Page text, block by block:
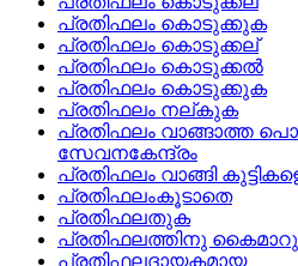
പ്രതിഫലം കൊടുക്കുക
പ്രതിഫലം കൊടുക്കല്
പ്രതിഫലം കൊടുക്കല്‍
പ്രതിഫലം കൊടുക്കുക
പ്രതിഫലം നല്കുക
പ്രതിഫലം വാങ്ങാത്ത
സേവനകേന്ദ്രം
പ്രതിഫലം വാങ്ങി
പ്രതിഫലംകൂടാതെ
പ്രതിഫലതുക
പ്രതിഫലത്തിനു
പ്രതിഫലദായകമായ